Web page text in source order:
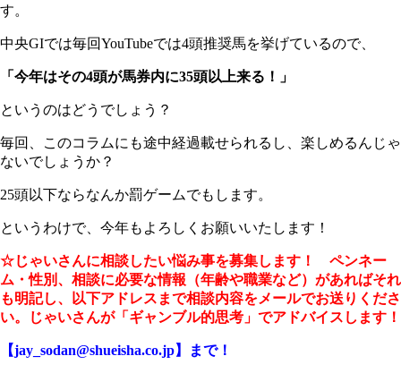
す。
中央GIでは毎回YouTubeでは4頭推奨馬を挙げているので、
「今年はその4頭が馬券内に35頭以上来る！」
というのはどうでしょう？
毎回、このコラムにも途中経過載せられるし、楽しめるんじゃ
ないでしょうか？
25頭以下ならなんか罰ゲームでもします。
というわけで、今年もよろしくお願いいたします！
☆じゃいさんに相談したい悩み事を募集します！ ペンネー
ム・性別、相談に必要な情報（年齢や職業など）があればそれ
も明記し、以下アドレスまで相談内容をメールでお送りくださ
い。じゃいさんが「ギャンブル的思考」でアドバイスします！
【jay_sodan@shueisha.co.jp】まで！